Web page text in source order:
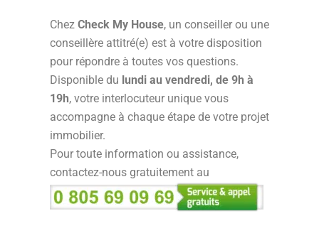
Chez Check My House, un conseiller ou une
conseillère attitré(e) est à votre disposition
pour répondre à toutes vos questions.
Disponible du lundi au vendredi, de 9h à
19h, votre interlocuteur unique vous
accompagne à chaque étape de votre projet
immobilier.
Pour toute information ou assistance,
contactez-nous gratuitement au